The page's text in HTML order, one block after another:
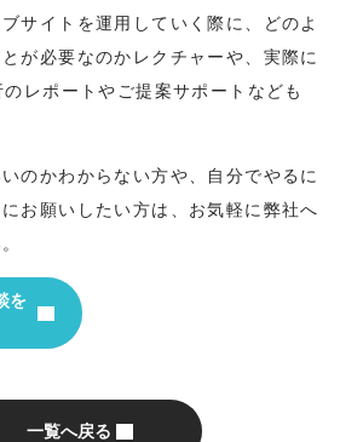
サイトを運用していく際に、どのよ
が必要なのかレクチャーや、実際に
レポートやご提案サポートなども
のかわからない方や、自分でやるに
お願いしたい方は、お気軽に弊社へ
を
一覧へ戻る